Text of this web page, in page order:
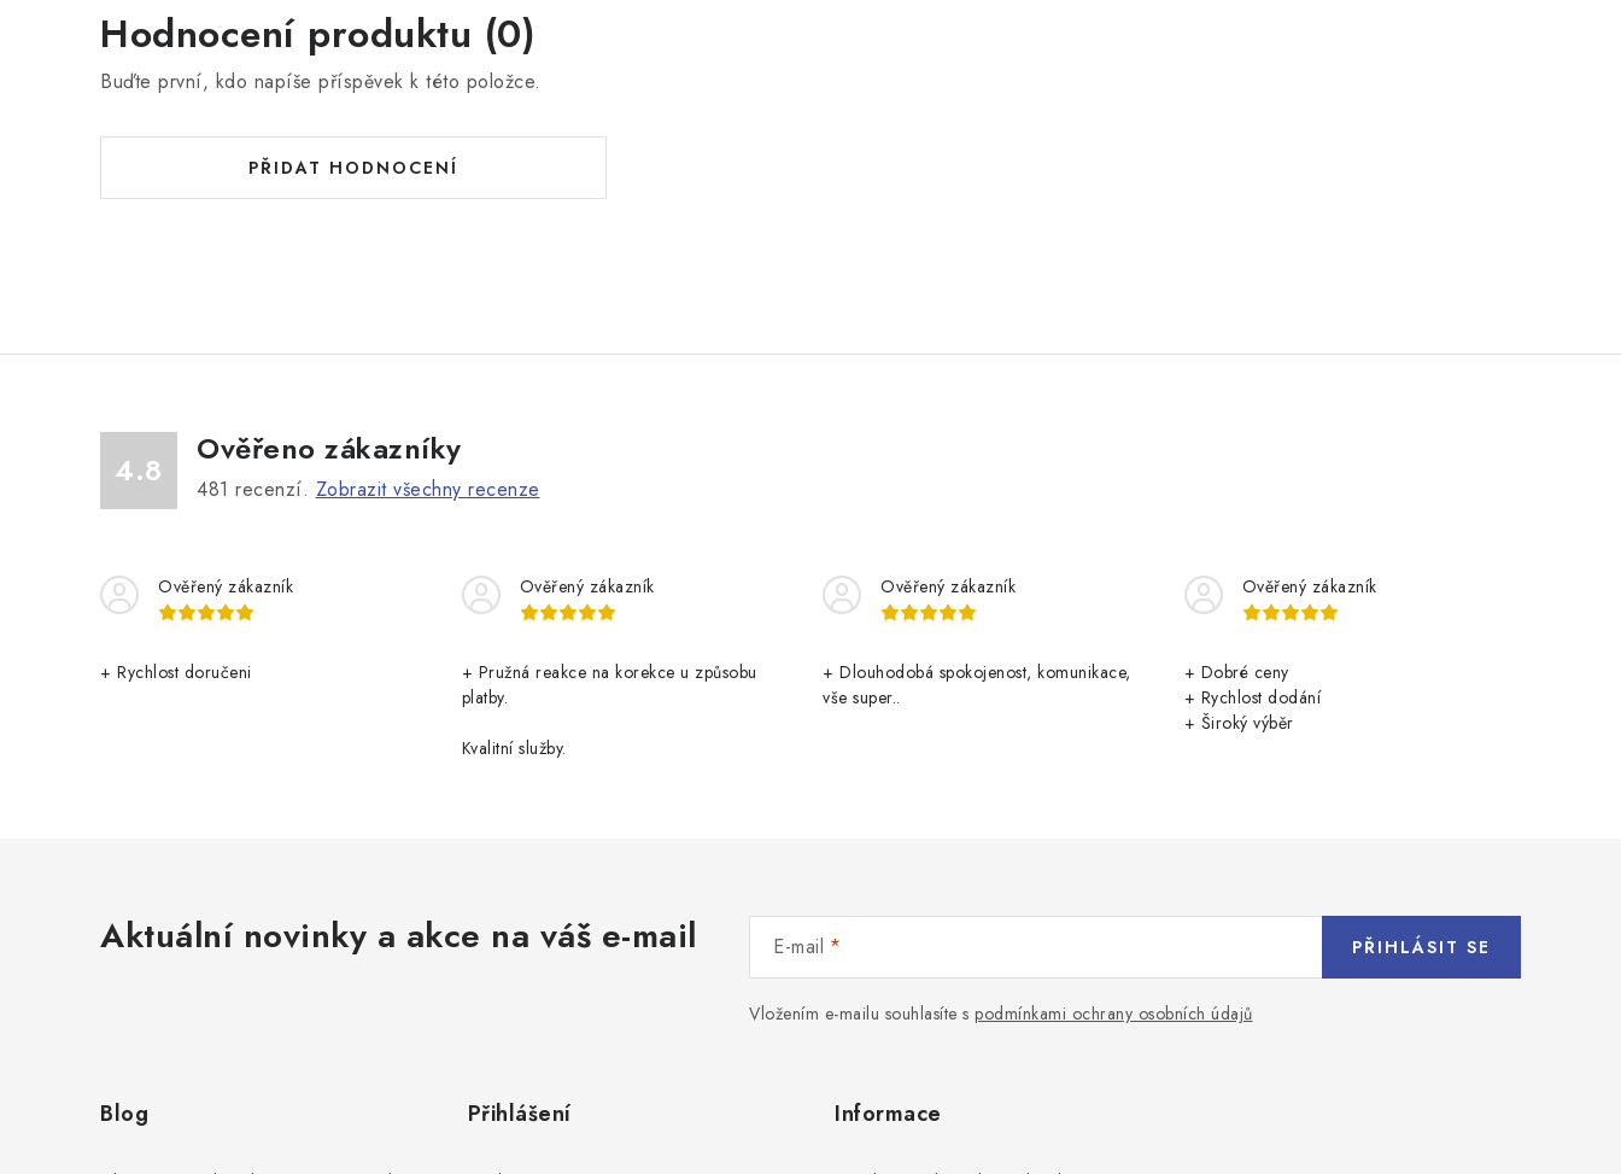
Hodnocení produktu (0)
Buďte první, kdo napíše příspěvek k této položce.
PŘIDAT HODNOCENÍ
4.8
Ověřeno zákazníky
481 recenzí. Zobrazit všechny recenze
Ověřený zákazník
+ Rychlost doručeni
Ověřený zákazník
+ Pružná reakce na korekce u způsobu
platby.
Kvalitní služby.
Ověřený zákazník
+ Dlouhodobá spokojenost, komunikace,
vše super..
Ověřený zákazník
+ Dobré ceny
+ Rychlost dodání
+ Široký výběr
Aktuální novinky a akce na váš e-mail E-mail
Vložením e-mailu souhlasíte s podmínkami ochrany osobních údajů
PŘIHLÁSIT SE
Blog Přihlášení Informace